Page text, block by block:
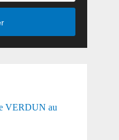
VERDUN au